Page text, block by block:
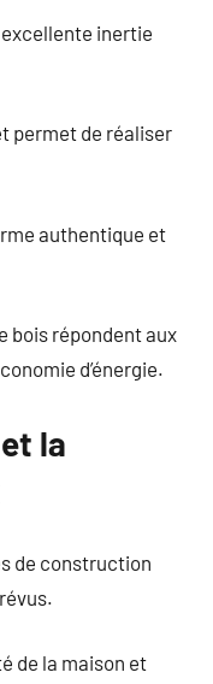
inertie
permet de réaliser
authentique et
bois répondent aux
d’énergie.
la
de construction
de la maison et